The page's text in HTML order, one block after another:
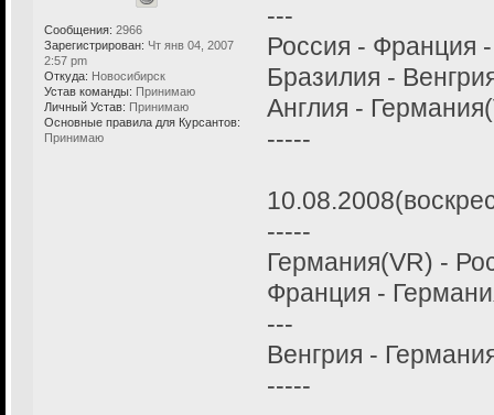
Сообщения: 2966
Зарегистрирован: Чт янв 04, 2007
2:57 pm
Откуда: Новосибирск
Устав команды: Принимаю
Личный Устав: Принимаю
Основные правила для Курсантов:
Принимаю
---
Россия - Франция
Бразилия -
Англия -
-----
-----
Германия(VR) -
Франция -
---
Венгрия -
-----